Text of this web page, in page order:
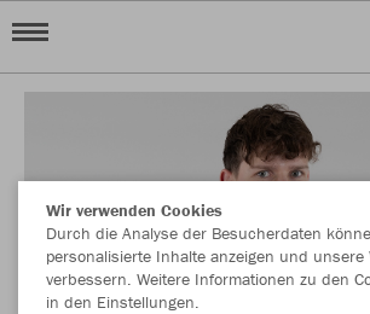
Wir verwenden Cookies
Durch die Analyse der Besucherdaten
personalisierte Inhalte anzeigen und unsere
verbessern. Weitere Informationen zu den
in den Einstellungen.